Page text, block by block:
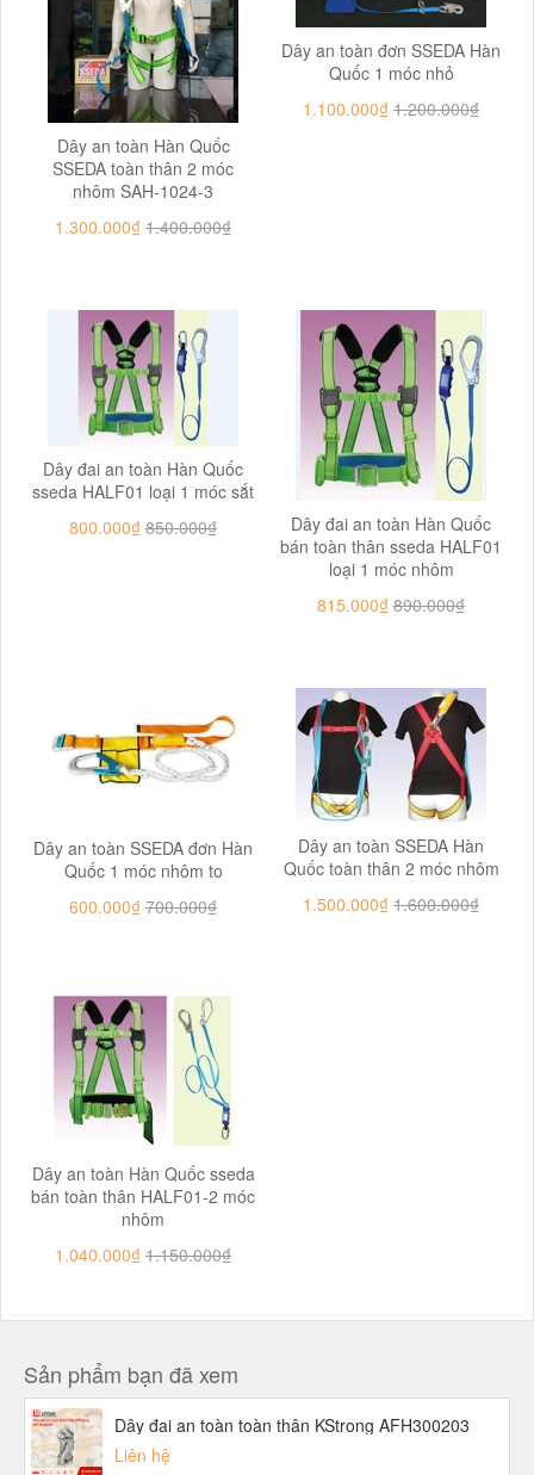
Dây an toàn Hàn Quốc
SSEDA toàn thân 2 móc
nhôm SAH-1024-3
1.300.000₫ 1.400.000₫
Dây an toàn đơn SSEDA Hàn
Quốc 1 móc nhỏ
1.100.000₫ 1.200.000₫
Dây đai an toàn Hàn Quốc
sseda HALF01 loại 1 móc sắt
800.000₫ 850.000₫
Dây đai an toàn Hàn Quốc
bán toàn thân sseda HALF01
loại 1 móc nhôm
815.000₫ 890.000₫
Dây an toàn SSEDA đơn Hàn
Quốc 1 móc nhôm to
600.000₫ 700.000₫
Dây an toàn SSEDA Hàn
Quốc toàn thân 2 móc nhôm
1.500.000₫ 1.600.000₫
Dây an toàn Hàn Quốc sseda
bán toàn thân HALF01-2 móc
nhôm
1.040.000₫ 1.150.000₫
Sản phẩm bạn đã xem
Dây đai an toàn toàn thân KStrong AFH300203
Liên hệ